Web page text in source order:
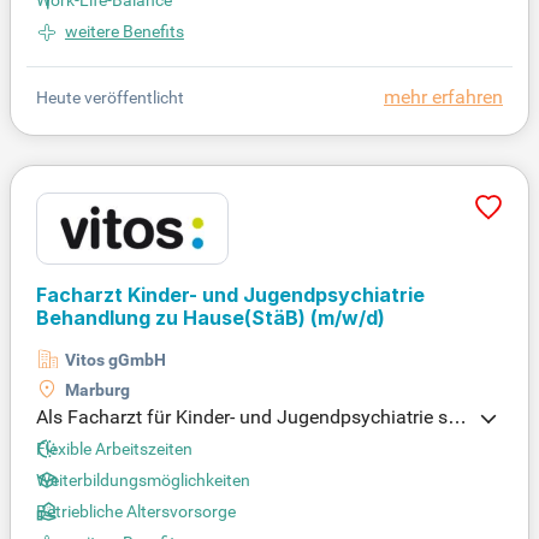
weitere Benefits
mehr erfahren
Heute veröffentlicht
Facharzt Kinder- und Jugendpsychiatrie
Behandlung zu Hause(StäB) (m/w/d)
Vitos gGmbH
Marburg
Als Facharzt für Kinder- und Jugendpsychiatrie set
zen Sie Ihre Expertise in innovativen Behandlungs
methoden ein. Empathie und Patientenorientierung
stehen bei Ihnen im Mittelpunkt, um jungen Patient
en und ihren Familien die bestmögliche Unterstütz
Flexible Arbeitszeiten
Weiterbildungsmöglichkeiten
Betriebliche Altersvorsorge